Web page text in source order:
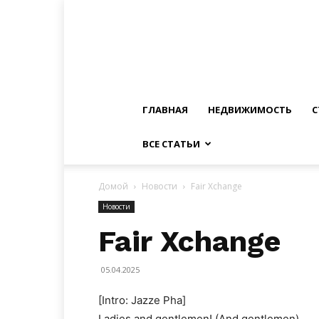
ГЛАВНАЯ НЕДВИЖИМОСТЬ
ВСЕ СТАТЬИ
Домой Новости Fair Xchange
Новости
Fair Xchange
05.04.2025
[Intro: Jazze Pha]